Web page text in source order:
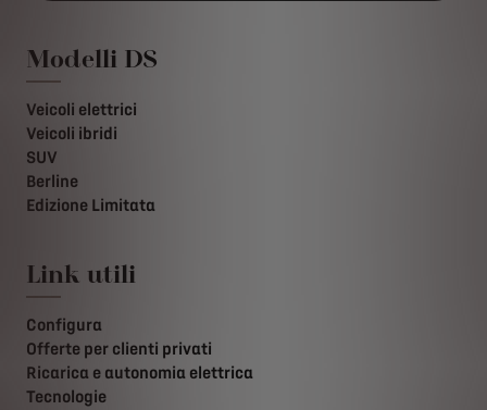
Modelli DS
Veicoli elettrici
Veicoli ibridi
SUV
Berline
Edizione Limitata
Link utili
Configura
Offerte per clienti privati
Ricarica e autonomia elettrica
Tecnologie